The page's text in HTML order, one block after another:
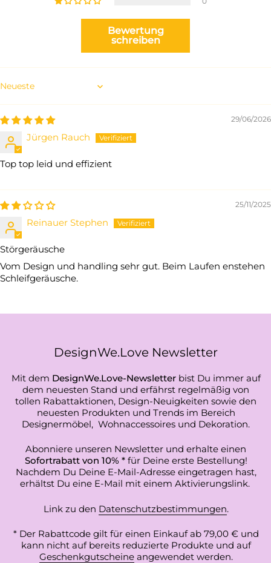
Bewertung
schreiben
Sort by
29/06/2026
Jürgen Rauch
Top top leid und effizient
25/11/2025
Reinauer Stephen
Störgeräusche
Vom Design und handling sehr gut. Beim Laufen enstehen
Schleifgeräusche.
DesignWe.Love Newsletter
Mit dem DesignWe.Love-Newsletterbist Du immer auf
dem neuesten Stand und erfährst regelmäßig von
tollen Rabattaktionen, Design-Neuigkeiten sowie den
neuesten Produkten und Trends im Bereich
Designermöbel, Wohnaccessoires und Dekoration.
Abonniere unseren Newsletter und erhalte einen
Sofortrabatt von 10% *für Deine erste Bestellung!
Nachdem Du Deine E-Mail-Adresse eingetragen hast,
erhältst Du eine E-Mail mit einem Aktivierungslink.
Link zu den Datenschutzbestimmungen.
* Der Rabattcode gilt für einen Einkauf ab 79,00 € und
kann nicht auf bereits reduzierte Produkte und auf
Geschenkgutscheineangewendet werden.